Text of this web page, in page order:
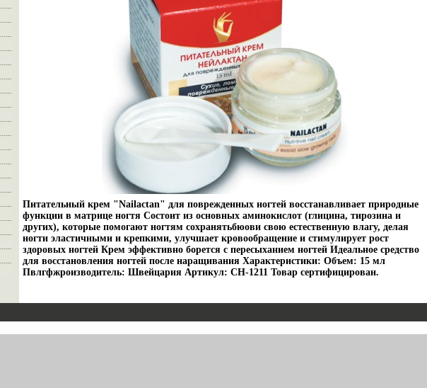
Питательный крем "Nailactan" для поврежденных ногтей восстанавливает природные
функции в матрице ногтя Состоит из основных аминокислот (глицина, тирозина и
других), которые помогают ногтям сохранятьбюови свою естественную влагу, делая
ногти эластичными и крепкими, улучшает кровообращение и стимулирует рост
здоровых ногтей Крем эффективно борется с пересыханием ногтей Идеальное средство
для восстановления ногтей после наращивания Характеристики: Объем: 15 мл
Пвлгфжроизводитель: Швейцария Артикул: CH-1211 Товар сертифицирован.